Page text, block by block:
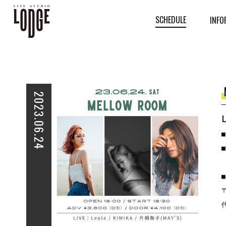
SCHEDULE
2023.06.24